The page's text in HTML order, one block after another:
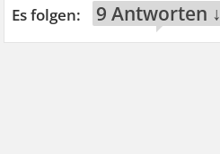
9 Antworten ↓